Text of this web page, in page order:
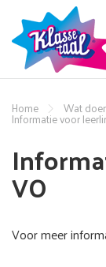
Home Wat
Informatie voor
VO
Voor meer